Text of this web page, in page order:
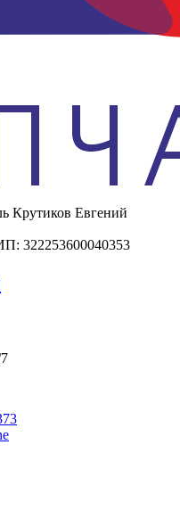
Крутиков Евгений
322253600040353